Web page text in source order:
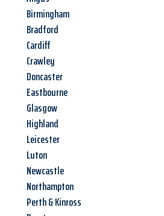
Birmingham
Bradford
Cardiff
Crawley
Doncaster
Eastbourne
Glasgow
Highland
Leicester
Luton
Newcastle
Northampton
Perth & Kinross